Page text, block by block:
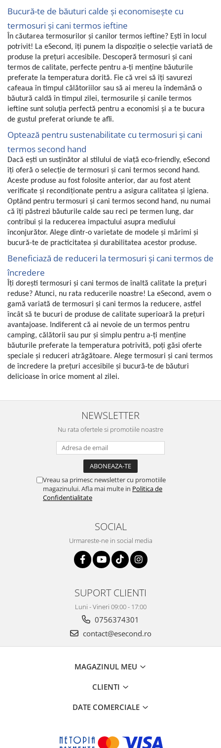
Sporturi de interior
TV, Audio & Foto
Aparate Foto & Accesorii
Audio HI-FI & Profesionale
Camere video si sport
Drone si Accesorii
Home Cinema & Audio
Playere, Boxe & Casti
Telescoape & Optica
Televizoare & accesorii
Bacanie
Ambalaje cadouri
Cadouri
Curatenie si intretinere
Bucură-te de băuturi calde și economisește cu
termosuri și cani termos ieftine
În căutarea termosurilor și canilor termos ieftine? Ești în locul
potrivit! La eSecond, îți punem la dispoziție o selecție variată de
produse la prețuri accesibile. Descoperă termosuri și cani
termos de calitate, perfecte pentru a-ți menține băuturile
preferate la temperatura dorită. Fie că vrei să îți savurezi
cafeaua în timpul călătoriilor sau să ai mereu la îndemână o
băutură caldă în timpul zilei, termosurile și canile termos
ieftine sunt soluția perfectă pentru a economisi și a te bucura
de gustul preferat oriunde te afli.
Optează pentru sustenabilitate cu termosuri și cani
termos second hand
Dacă ești un susținător al stilului de viață eco-friendly, eSecond
îți oferă o selecție de termosuri și cani termos second hand.
Aceste produse au fost folosite anterior, dar au fost atent
verificate și recondiționate pentru a asigura calitatea și igiena.
Optând pentru termosuri și cani termos second hand, nu numai
că îți păstrezi băuturile calde sau reci pe termen lung, dar
contribui și la reducerea impactului asupra mediului
înconjurător. Alege dintr-o varietate de modele și mărimi și
bucură-te de practicitatea și durabilitatea acestor produse.
Beneficiază de reduceri la termosuri și cani termos de
încredere
Îți dorești termosuri și cani termos de înaltă calitate la prețuri
reduse? Atunci, nu rata reducerile noastre! La eSecond, avem o
gamă variată de termosuri și cani termos la reducere, astfel
încât să te bucuri de produse de calitate superioară la prețuri
avantajoase. Indiferent că ai nevoie de un termos pentru
camping, călătorii sau pur și simplu pentru a-ți menține
băuturile preferate la temperatura potrivită, poți găsi oferte
speciale și reduceri atrăgătoare. Alege termosuri și cani termos
de încredere la prețuri accesibile și bucură-te de băuturi
delicioase în orice moment al zilei.
NEWSLETTER
Nu rata ofertele si promotiile noastre
Vreau sa primesc newsletter cu promotiile
magazinului. Afla mai multe in Politica de
Confidentialitate
SOCIAL
Urmareste-ne in social media
SUPORT CLIENTI
Luni - Vineri 09:00 - 17:00
0756374301
contact@esecond.ro
MAGAZINUL MEU
CLIENTI
DATE COMERCIALE